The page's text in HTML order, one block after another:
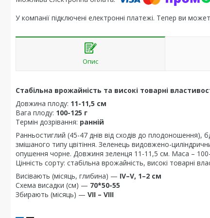
У компанії підключені електронні платежі. Тепер ви
Опис
Стабільна врожайність та високі товарні
Довжина плоду: 11-11,5 см
Вага плоду: 100-125 г
Термін дозрівання: ранній
Ранньостиглий (45-47 днів від сходів до
змішаного типу цвітіння. Зеленець видовжено-
опушення чорне. Довжиня зеленця 11-11,5 см. Маса – 100-
Цінність сорту: стабільна врожайність, високі товарні
Висівають (місяць, глибина) — IV–V, 1–2 см
Схема висадки (см) — 70*50-55
Збирають (місяць) — VII – VIII